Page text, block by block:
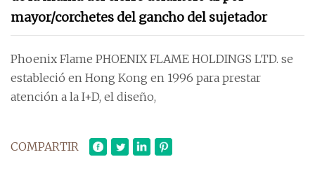
mayor/corchetes del gancho del sujetador
Phoenix Flame PHOENIX FLAME HOLDINGS LTD. se
estableció en Hong Kong en 1996 para prestar
atención a la I+D, el diseño,
COMPARTIR